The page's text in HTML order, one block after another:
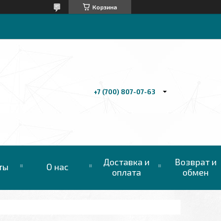
Корзина
+7 (700) 807-07-63
О нас
Доставка и
оплата
Возврат и
обмен